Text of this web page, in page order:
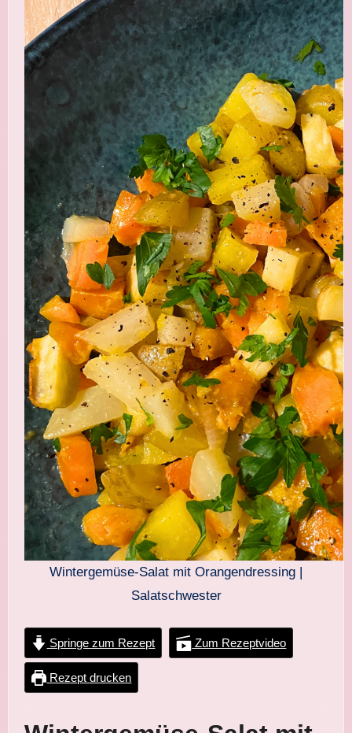
Wintergemüse-Salat mit Orangendressing |
Salatschwester
Springe zum Rezept Zum Rezeptvideo
Rezept drucken